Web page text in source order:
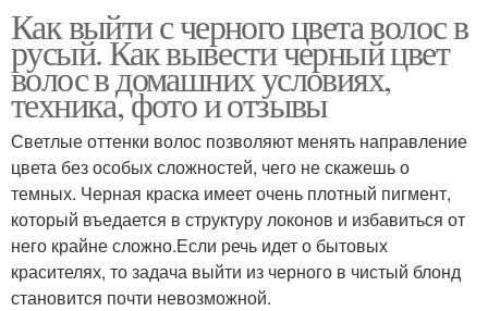
Как выйти с черного цвета волос в
русый. Как вывести черный цвет
волос в домашних условиях,
техника, фото и отзывы
Светлые оттенки волос позволяют менять направление
цвета без особых сложностей, чего не скажешь о
темных. Черная краска имеет очень плотный пигмент,
который въедается в структуру локонов и избавиться от
него крайне сложно.Если речь идет о бытовых
красителях, то задача выйти из черного в чистый блонд
становится почти невозможной.